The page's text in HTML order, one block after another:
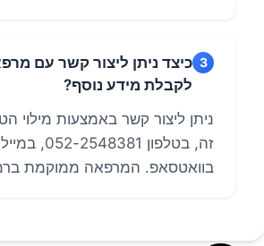
3 כיצד ניתן ליצור קשר עם
לקבלת מידע נוסף?
ניתן ליצור קשר באמצעות מילוי
זה, בטלפון 052-
בוואטסאפ. המרפאה ממוקמת